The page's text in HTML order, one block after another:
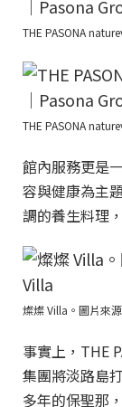
THE PASONA
THE PASONA
館內服務更是
容與健康為主
調的養生料理
燦燦 Villa。圖片來
事實上，THE
集團將淡路島
多年的保聖那